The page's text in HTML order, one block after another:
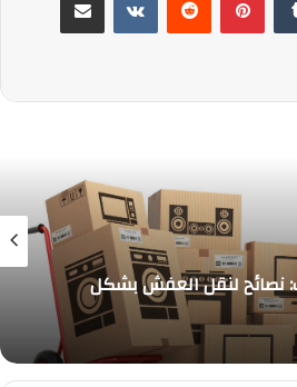
نصائح لنقل العفش بشكل